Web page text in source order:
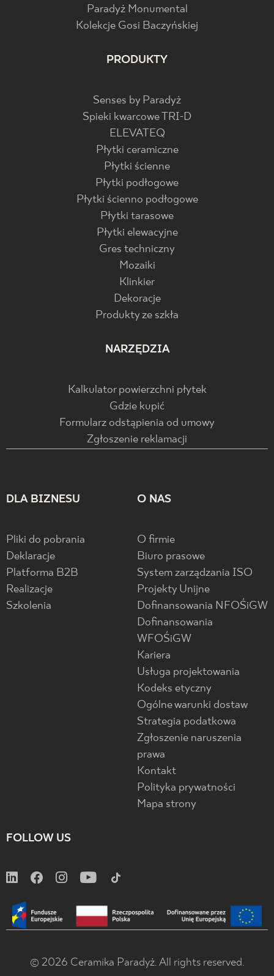
Paradyż Monumental
Kolekcje Gosi Baczyńskiej
PRODUKTY
Senses by Paradyż
Spieki kwarcowe TRI-D
ELEVATEQ
Płytki ceramiczne
Płytki ścienne
Płytki podłogowe
Płytki ścienno podłogowe
Płytki tarasowe
Płytki elewacyjne
Gres techniczny
Mozaiki
Klinkier
Dekoracje
Produkty ze szkła
NARZĘDZIA
Kalkulator powierzchni płytek
Gdzie kupić
Formularz odstąpienia od umowy
Zgłoszenie reklamacji
DLA BIZNESU
Pliki do pobrania
Deklaracje
Platforma B2B
Realizacje
Szkolenia
O NAS
O firmie
Biuro prasowe
System zarządzania ISO
Projekty Unijne
Dofinansowania NFOŚiGW
Dofinansowania
WFOŚiGW
Kariera
Usługa projektowania
Kodeks etyczny
Ogólne warunki dostaw
Strategia podatkowa
Zgłoszenie naruszenia
prawa
Kontakt
Polityka prywatności
Mapa strony
FOLLOW US
© 2026 Ceramika Paradyż. All rights reserved.